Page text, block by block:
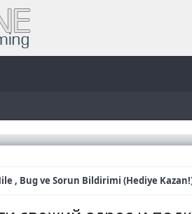
, Bug ve Sorun Bildirimi (Hediye